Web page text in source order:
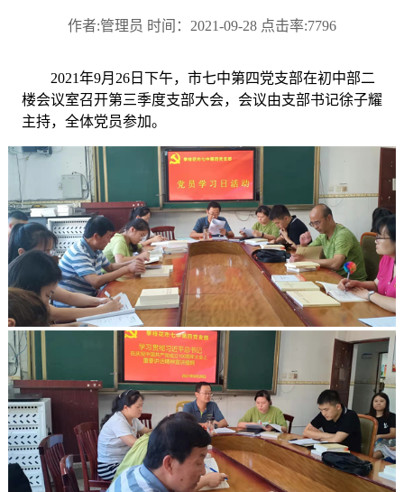
作者:管理员 时间：2021-09-28 点击率:7796
2021年9月26日下午，市七中第四党支部在初中部二
楼会议室召开第三季度支部大会，会议由支部书记徐子耀
主持，全体党员参加。